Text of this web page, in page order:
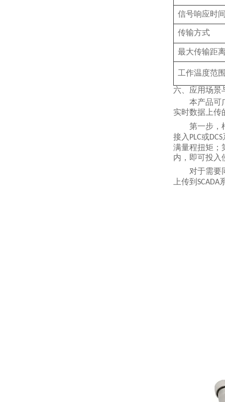
信号响应时
传输方式
最大传输距
工作温度范
六、应用场景
本产品可
实时数据上传
第一步，
接入 PLC或DCS
满量程扭矩；
内，即可投入
对于需要
上传到 SCADA